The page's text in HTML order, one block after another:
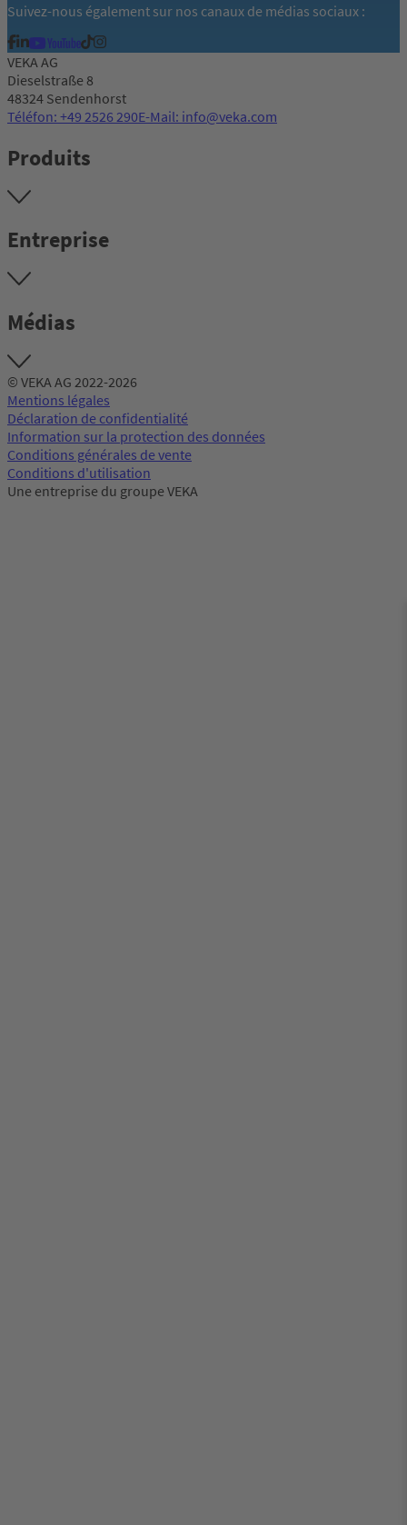
Suivez-nous également sur nos canaux de médias sociaux :
VEKA AG
Dieselstraße 8
48324 Sendenhorst
Téléfon: +49 2526 290E-Mail: info@veka.com
Produits
Entreprise
Médias
© VEKA AG 2022-2026
Mentions légales
Déclaration de confidentialité
Information sur la protection des données
Conditions générales de vente
Conditions d'utilisation
Une entreprise du groupe VEKA